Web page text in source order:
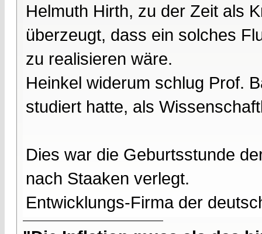
Helmuth Hirth, zu der Zeit als
überzeugt, dass ein solches
zu realisieren wäre.
Heinkel widerum schlug Prof.
studiert hatte, als
Dies war die Geburtsstunde
nach Staaken verlegt.
Entwicklungs-Firma der